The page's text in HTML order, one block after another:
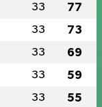
33 77
33 73
33 69
33 59
33 55